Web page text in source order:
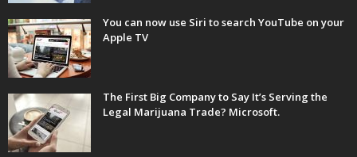
You can now use Siri to search YouTube on your
Apple TV
The First Big Company to Say It’s Serving the
Legal Marijuana Trade? Microsoft.